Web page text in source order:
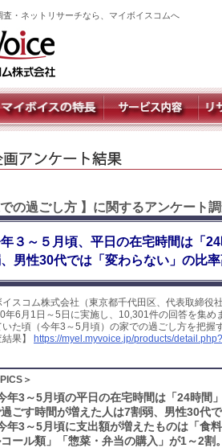
査・ネットリサーチなら、マイボイスコムへ
での過ごし方 】に関するアンケート
３～５月頃、平日の在宅時間は「
男性30代では「変わらない」の比
イスコム株式会社（東京都千代田区、代表取締役
年6月1日～5日に実施し、10,301件の回答を集
いた頃（今年3～5月頃）の家での過ごし方を把
結果】
https://myel.myvoice.jp/products/
＞
年3～5月頃の平日の在宅時間は「24時間
ごす時間が増えた人は7割弱、男性30代
年3～5月頃に支出額が増えたものは「食
ール類」「惣菜・弁当の購入」が1～2